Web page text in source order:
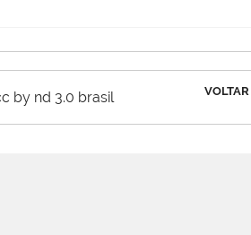
by nd 3.0 brasil